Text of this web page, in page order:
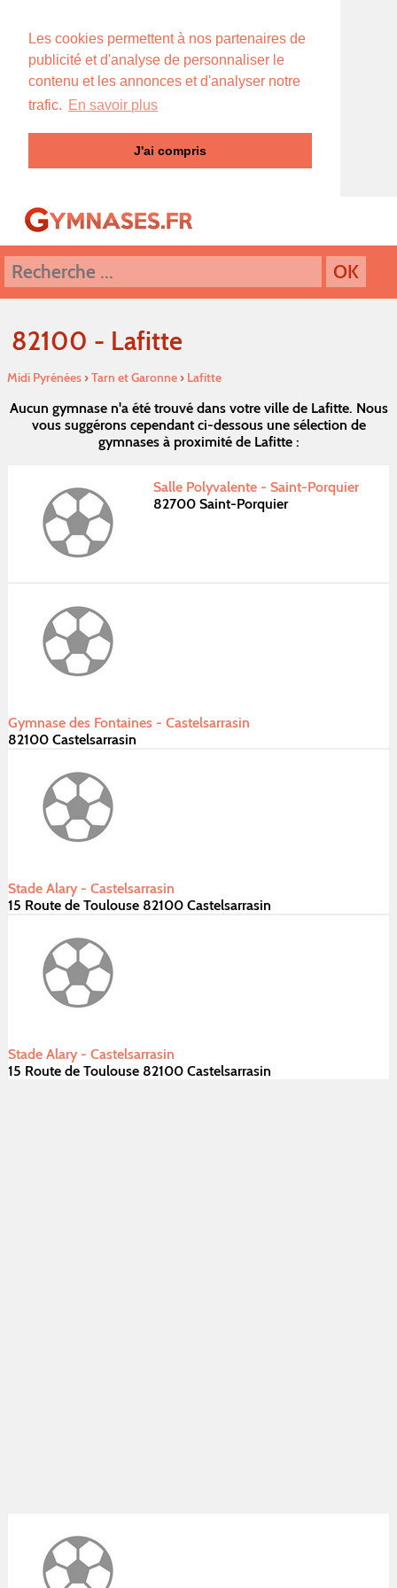
Les cookies permettent à nos partenaires de
publicité et d'analyse de personnaliser le
contenu et les annonces et d'analyser notre
trafic. En savoir plus
J'ai compris
82100 - Lafitte
Midi Pyrénées›Tarn et Garonne› Lafitte
Aucun gymnase n'a été trouvé dans votre ville de Lafitte. Nous
vous suggérons cependant ci-dessous une sélection de
gymnases à proximité de Lafitte :
Salle Polyvalente - Saint-Porquier
82700 Saint-Porquier
Gymnase des Fontaines - Castelsarrasin
82100 Castelsarrasin
Stade Alary - Castelsarrasin
15 Route de Toulouse 82100 Castelsarrasin
Stade Alary - Castelsarrasin
15 Route de Toulouse 82100 Castelsarrasin